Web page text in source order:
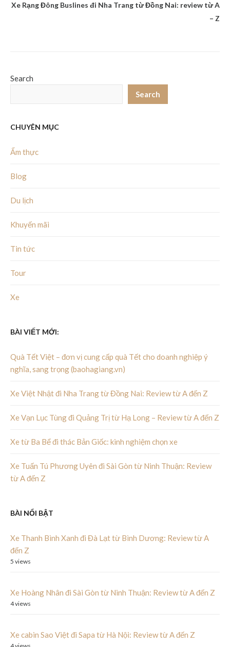
Xe Rạng Đông Buslines đi Nha Trang từ Đồng Nai: review từ A
– Z
Search
Search
CHUYÊN MỤC
Ẩm thực
Blog
Du lịch
Khuyến mãi
Tin tức
Tour
Xe
BÀI VIẾT MỚI:
Quà Tết Việt – đơn vị cung cấp quà Tết cho doanh nghiệp ý
nghĩa, sang trọng (baohagiang.vn)
Xe Việt Nhật đi Nha Trang từ Đồng Nai: Review từ A đến Z
Xe Vạn Lục Tùng đi Quảng Trị từ Hạ Long – Review từ A đến Z
Xe từ Ba Bể đi thác Bản Giốc: kinh nghiệm chọn xe
Xe Tuấn Tú Phương Uyên đi Sài Gòn từ Ninh Thuận: Review
từ A đến Z
BÀI NỔI BẬT
Xe Thanh Bình Xanh đi Đà Lạt từ Bình Dương: Review từ A
đến Z
5 views
Xe Hoàng Nhân đi Sài Gòn từ Ninh Thuận: Review từ A đến Z
4 views
Xe cabin Sao Việt đi Sapa từ Hà Nội: Review từ A đến Z